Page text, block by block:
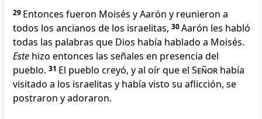
29 Entonces fueron Moisés y Aarón y reunieron a
todos los ancianos de los israelitas, 30Aarón les habló
todas las palabras que Dios había hablado a Moisés.
Este hizo entonces las señales en presencia del
pueblo. 31 El pueblo creyó, y al oír que el Señor había
visitado a los israelitas y había visto su aflicción, se
postraron y adoraron.